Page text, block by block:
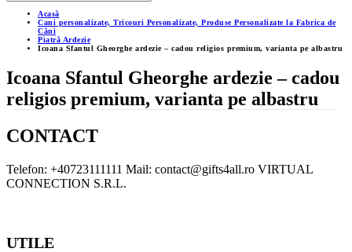
Acasă
Cani personalizate, Tricouri Personalizate, Produse Personalizate la Fabrica de
Căni
Piatră Ardezie
Icoana Sfantul Gheorghe ardezie – cadou religios premium, varianta pe albastru
Icoana Sfantul Gheorghe ardezie – cadou
religios premium, varianta pe albastru
CONTACT
Telefon: +40723111111 Mail: contact@gifts4all.ro VIRTUAL
CONNECTION S.R.L.
UTILE